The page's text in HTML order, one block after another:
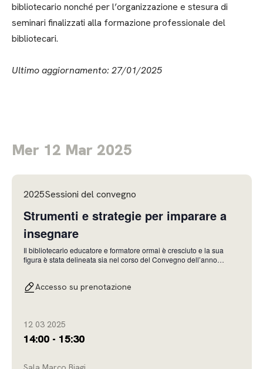
bibliotecario nonché per l’organizzazione e stesura di
seminari finalizzati alla formazione professionale del
bibliotecari.
Ultimo aggiornamento: 27/01/2025
Mer 12 Mar 2025
12 03 2025
14:00 - 15:30
2025Sessioni del convegno
Strumenti e strategie per imparare a
insegnare
Il bibliotecario educatore e formatore ormai è cresciuto e la sua
figura è stata delineata sia nel corso del Convegno dell’anno
strumenti di cui egli è in possesso
Accesso su prenotazione